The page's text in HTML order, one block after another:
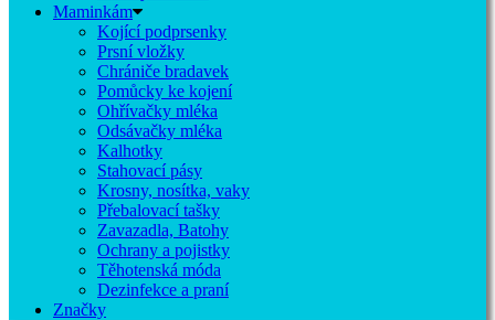
Maminkám
Kojící podprsenky
Prsní vložky
Chrániče bradavek
Pomůcky ke kojení
Ohřívačky mléka
Odsávačky mléka
Kalhotky
Stahovací pásy
Krosny, nosítka, vaky
Přebalovací tašky
Zavazadla, Batohy
Ochrany a pojistky
Těhotenská móda
Dezinfekce a praní
Značky